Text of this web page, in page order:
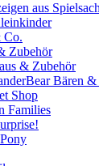
aus
Co.
Zubehör
& Zubehör
Bären &
Shop
Families